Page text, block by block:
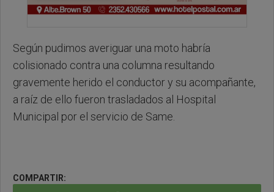
Según pudimos averiguar una moto habría
colisionado contra una columna resultando
gravemente herido el conductor y su acompañante,
a raíz de ello fueron trasladados al Hospital
Municipal por el servicio de Same.
COMPARTIR: